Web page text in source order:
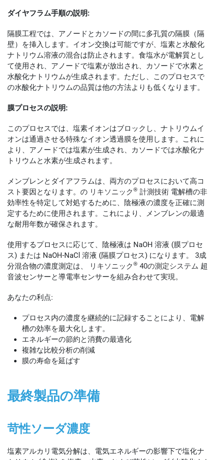
ダイヤフラム手順の説明:
隔膜工程では、アノードとカソードの間に多孔質の隔膜（隔
壁）を挿入します。イオン交換は可能ですが、塩素と水酸化
ナトリウム溶液の混合は防止されます。食塩水が電解質とし
て使用され、アノードで塩素が放出され、カソードで水素と
水酸化ナトリウムが生成されます。ただし、このプロセスで
の水酸化ナトリウムの品質は他の方法よりも低くなります。
膜プロセスの説明:
このプロセスでは、塩素イオンはブロックし、ナトリウムイ
オンは通過させる特殊なイオン透過膜を使用します。これに
より、アノードでは塩素が生成され、カソードでは水酸化ナ
トリウムと水素が生成されます。
メンブレンとダイアフラムは、両方のプロセスにおいて高コ
スト要因となります。の リキソニック® 計測技術 電解槽の非
効率性を特定して対処するために、陰極液の濃度を正確に測
定するために使用されます。これにより、メンブレンの最適
な耐用年数が確保されます。
使用するプロセスに応じて、陰極液は NaOH 溶液 (膜プロセ
ス) または NaOH-NaCl 溶液 (隔膜プロセス) になります。 3成
分混合物の濃度測定は、
リキソニック® 40の測定システム 超
音波センサーと導電率センサーを組み合わせて実現。
あなたの利点:
プロセス内の濃度を継続的に記録することにより、電解
槽の効率を最大化します。
エネルギーの節約と消費の最適化
複雑な比較分析の削減
膜の寿命を延ばす
最終製品の準備
苛性ソーダ濃度
塩素アルカリ電気分解は、電気エネルギーの影響下で塩化ナ